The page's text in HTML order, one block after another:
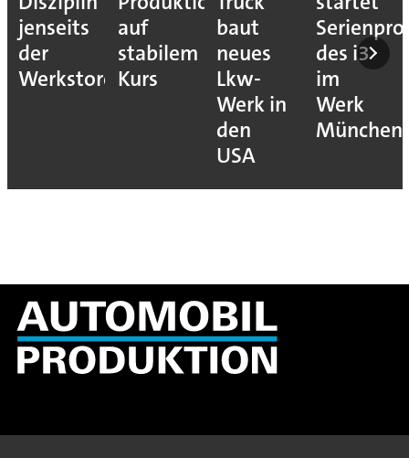
jenseits
der
Werkstore
auf
stabilem
Kurs
baut
neues
Lkw-
Werk in
den
USA
des i3
im
Werk
München